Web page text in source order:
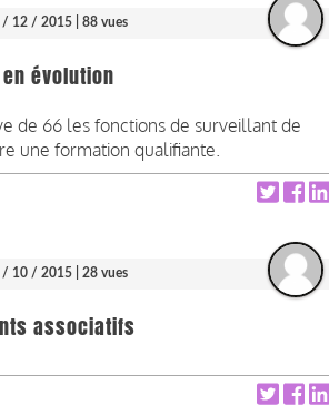
/ 12 / 2015 | 88 vues
évolution
de 66 les fonctions de surveillant de
une formation qualifiante.
/ 10 / 2015 | 28 vues
associatifs